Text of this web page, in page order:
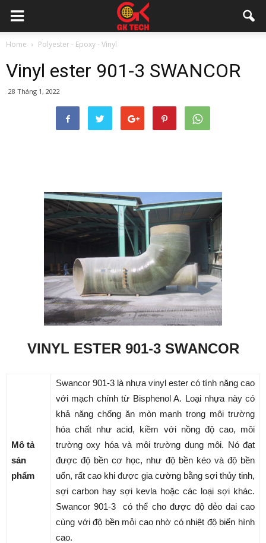
Home Polyester - Epoxy - Vinyl
Vinyl ester 901-3 SWANCOR
28 Tháng 1, 2022
VINYL ESTER 901-3 SWANCOR
Mô tả
sản
phẩm
Swancor 901-3 là nhựa vinyl ester có tính năng cao
với mạch chính từ Bisphenol A. Loại nhựa này có
khả năng chống ăn mòn mạnh trong môi trường
hóa chất như acid, kiềm với nồng độ cao, môi
trường oxy hóa và môi trường dung môi. Nó đạt
được độ bền cơ học, như độ bền kéo và độ bền
uốn, rất cao khi được gia cường bằng sợi thủy tinh,
sợi carbon hay sợi kevla hoặc các loại sợi khác.
Swancor 901-3 có thể cho được độ dẻo dai cao
cùng với độ bền mỏi cao nhờ có nhiệt độ biến hình
cao.